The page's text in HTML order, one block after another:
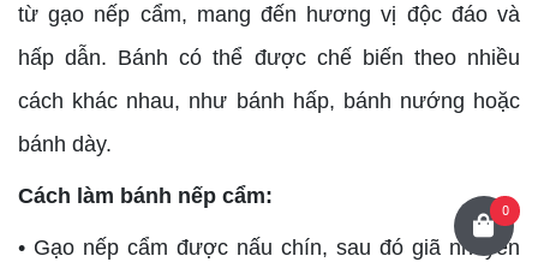
từ gạo nếp cẩm, mang đến hương vị độc đáo và
hấp dẫn. Bánh có thể được chế biến theo nhiều
cách khác nhau, như bánh hấp, bánh nướng hoặc
bánh dày.
Cách làm bánh nếp cẩm:
• Gạo nếp cẩm được nấu chín, sau đó giã nhuyễn
0